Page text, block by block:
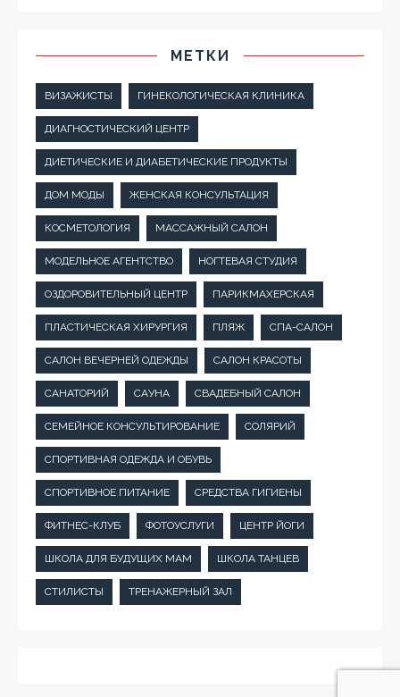
МЕТКИ
ВИЗАЖИСТЫ ГИНЕКОЛОГИЧЕСКАЯ КЛИНИКА
ДИАГНОСТИЧЕСКИЙ ЦЕНТР
ДИЕТИЧЕСКИЕ И ДИАБЕТИЧЕСКИЕ ПРОДУКТЫ
ДОМ МОДЫ ЖЕНСКАЯ КОНСУЛЬТАЦИЯ
КОСМЕТОЛОГИЯ МАССАЖНЫЙ САЛОН
МОДЕЛЬНОЕ АГЕНТСТВО НОГТЕВАЯ СТУДИЯ
ОЗДОРОВИТЕЛЬНЫЙ ЦЕНТР ПАРИКМАХЕРСКАЯ
ПЛАСТИЧЕСКАЯ ХИРУРГИЯ ПЛЯЖ СПА-САЛОН
САЛОН ВЕЧЕРНЕЙ ОДЕЖДЫ САЛОН КРАСОТЫ
САНАТОРИЙ САУНА СВАДЕБНЫЙ САЛОН
СЕМЕЙНОЕ КОНСУЛЬТИРОВАНИЕ СОЛЯРИЙ
СПОРТИВНАЯ ОДЕЖДА И ОБУВЬ
СПОРТИВНОЕ ПИТАНИЕ СРЕДСТВА ГИГИЕНЫ
ФИТНЕС-КЛУБ ФОТОУСЛУГИ ЦЕНТР ЙОГИ
ШКОЛА ДЛЯ БУДУЩИХ МАМ ШКОЛА ТАНЦЕВ
СТИЛИСТЫ ТРЕНАЖЕРНЫЙ ЗАЛ